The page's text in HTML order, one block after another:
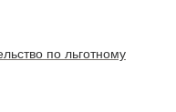
по льготному